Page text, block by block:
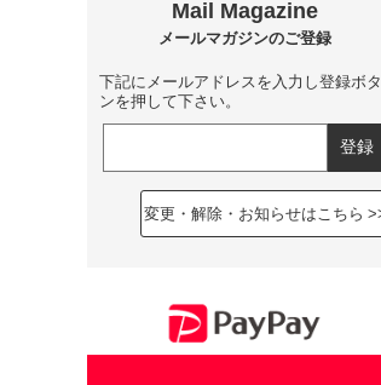
下記にメールアドレスを入力し登録ボタ
ンを押して下さい。
変更・解除・お知らせはこちら